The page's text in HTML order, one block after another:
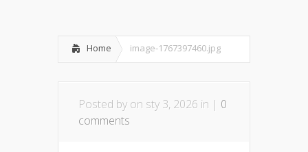
Home image-1767397460.jpg
Posted by on sty 3, 2026 in | 0
comments